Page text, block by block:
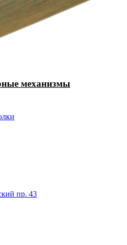
механизмы
пр. 43